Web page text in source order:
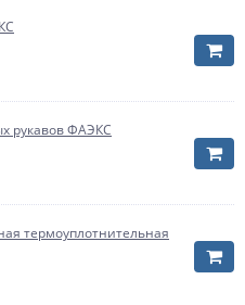
рукавов ФАЭКС
термоуплотнительная